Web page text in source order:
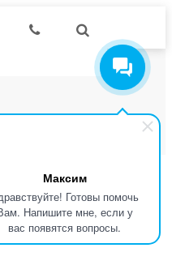
Максим
Готовы помочь
Напишите мне, если у
вас появятся вопросы.